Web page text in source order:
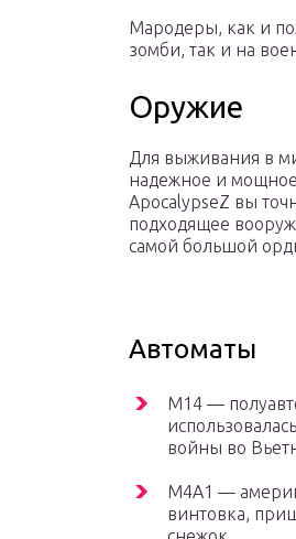
Мародеры, как и
зомби, так и на
Оружие
Для выживания в
надежное и
ApocalypseZ вы
подходящее
самой большой
Автоматы
М14 —
войны во
М4А1 —
винтовка,